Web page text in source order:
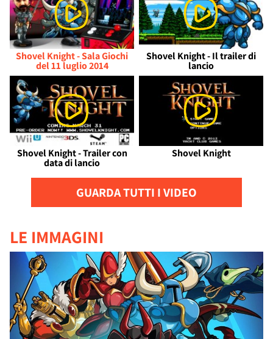
Shovel Knight - Sala Giochi
del 11 luglio 2014
Shovel Knight - Il trailer di
lancio
Shovel Knight - Trailer con
data di lancio
Shovel Knight
GUARDA TUTTI I VIDEO
LE IMMAGINI